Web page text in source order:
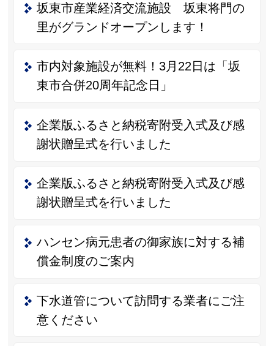
坂東市産業経済交流施設 坂東将門の
里がグランドオープンします！
市内対象施設が無料！3月22日は「坂
東市合併20周年記念日」
企業版ふるさと納税寄附受入式及び感
謝状贈呈式を行いました
企業版ふるさと納税寄附受入式及び感
謝状贈呈式を行いました
ハンセン病元患者の御家族に対する補
償金制度のご案内
下水道管について訪問する業者にご注
意ください